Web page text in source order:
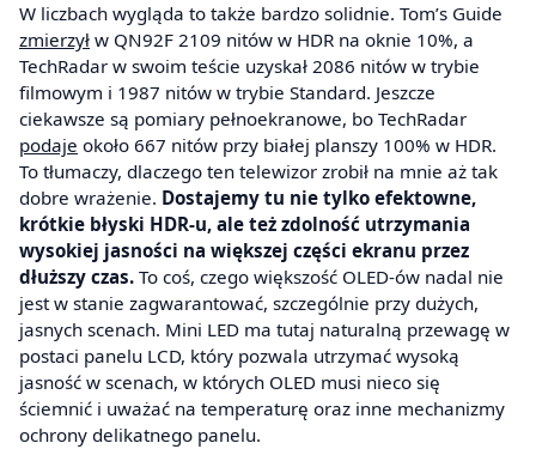
W liczbach wygląda to także bardzo solidnie. Tom’s Guide
zmierzył w QN92F 2109 nitów w HDR na oknie 10%, a
TechRadar w swoim teście uzyskał 2086 nitów w trybie
filmowym i 1987 nitów w trybie Standard. Jeszcze
ciekawsze są pomiary pełnoekranowe, bo TechRadar
podaje około 667 nitów przy białej planszy 100% w HDR.
To tłumaczy, dlaczego ten telewizor zrobił na mnie aż tak
dobre wrażenie. Dostajemy tu nie tylko efektowne,
krótkie błyski HDR-u, ale też zdolność utrzymania
wysokiej jasności na większej części ekranu przez
dłuższy czas. To coś, czego większość OLED-ów nadal nie
jest w stanie zagwarantować, szczególnie przy dużych,
jasnych scenach. Mini LED ma tutaj naturalną przewagę w
postaci panelu LCD, który pozwala utrzymać wysoką
jasność w scenach, w których OLED musi nieco się
ściemnić i uważać na temperaturę oraz inne mechanizmy
ochrony delikatnego panelu.